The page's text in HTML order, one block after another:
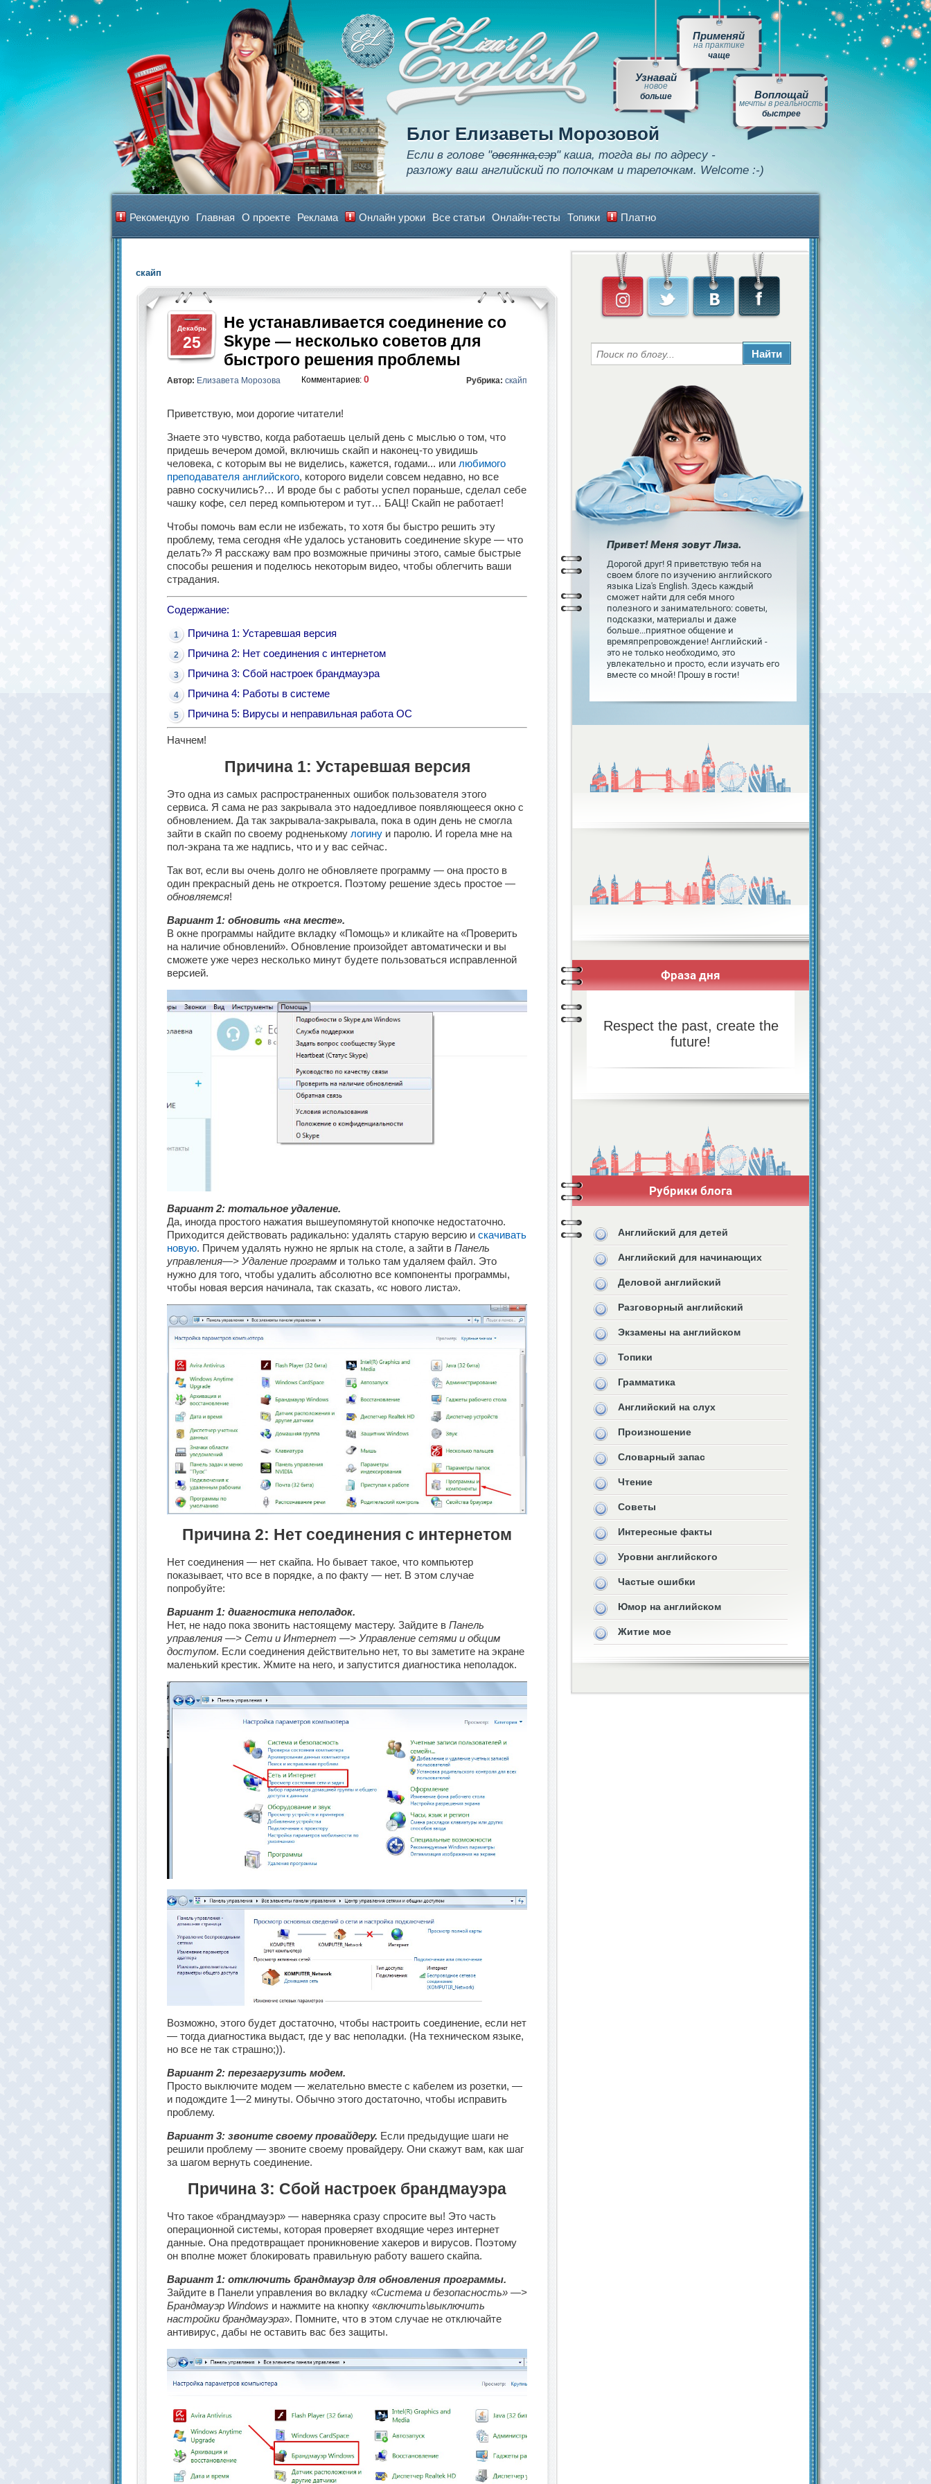
Блог Елизаветы Морозовой
Если в голове "овсянка,сэр" каша, тогда вы по адресу -
разложу ваш английский по полочкам и тарелочкам. Welcome :-)
Узнавай
Learn
новое
больше
Применяй
Apply
на практике
чаще
Воплощай
Realize
мечты в реальность
быстрее
Рекомендую Главная О проекте Реклама Онлайн уроки Все статьи Онлайн-тесты Топики Платно
скайп
Декабрь
25
Не устанавливается соединение со
Skype — несколько советов для
быстрого решения проблемы
Автор: Елизавета Морозова Комментариев: 0 Рубрика: скайп
Приветствую, мои дорогие читатели!
Знаете это чувство, когда работаешь целый день с мыслью о том, что
придешь вечером домой, включишь скайп и наконец-то увидишь
человека, с которым вы не виделись, кажется, годами... или любимого
преподавателя английского, которого видели совсем недавно, но все
равно соскучились?… И вроде бы с работы успел пораньше, сделал себе
чашку кофе, сел перед компьютером и тут… БАЦ! Скайп не работает!
Чтобы помочь вам если не избежать, то хотя бы быстро решить эту
проблему, тема сегодня «Не удалось установить соединение skype — что
делать?» Я расскажу вам про возможные причины этого, самые быстрые
способы решения и поделюсь некоторым видео, чтобы облегчить ваши
страдания.
Содержание:
Причина 1: Устаревшая версия
Причина 2: Нет соединения с интернетом
Причина 3: Сбой настроек брандмауэра
Причина 4: Работы в системе
Причина 5: Вирусы и неправильная работа ОС
Начнем!
Причина 1: Устаревшая версия
Это одна из самых распространенных ошибок пользователя этого
сервиса. Я сама не раз закрывала это надоедливое появляющееся окно с
обновлением. Да так закрывала-закрывала, пока в один день не смогла
зайти в скайп по своему родненькому логину и паролю. И горела мне на
пол-экрана та же надпись, что и у вас сейчас.
Так вот, если вы очень долго не обновляете программу — она просто в
один прекрасный день не откроется. Поэтому решение здесь простое —
обновляемся!
Вариант 1: обновить «на месте».
В окне программы найдите вкладку «Помощь» и кликайте на «Проверить
на наличие обновлений». Обновление произойдет автоматически и вы
сможете уже через несколько минут будете пользоваться исправленной
версией.
Вариант 2: тотальное удаление.
Да, иногда простого нажатия вышеупомянутой кнопочке недостаточно.
Приходится действовать радикально: удалять старую версию и скачивать
новую. Причем удалять нужно не ярлык на столе, а зайти в Панель
управления—> Удаление программ и только там удаляем файл. Это
нужно для того, чтобы удалить абсолютно все компоненты программы,
чтобы новая версия начинала, так сказать, «с нового листа».
Причина 2: Нет соединения с интернетом
Нет соединения — нет скайпа. Но бывает такое, что компьютер
показывает, что все в порядке, а по факту — нет. В этом случае
попробуйте:
Вариант 1: диагностика неполадок.
Нет, не надо пока звонить настоящему мастеру. Зайдите в Панель
управления —> Сети и Интернет —> Управление сетями и общим
доступом. Если соединения действительно нет, то вы заметите на экране
маленький крестик. Жмите на него, и запустится диагностика неполадок.
Возможно, этого будет достаточно, чтобы настроить соединение, если нет
— тогда диагностика выдаст, где у вас неполадки. (На техническом языке,
но все не так страшно;)).
Вариант 2: перезагрузить модем.
Просто выключите модем — желательно вместе с кабелем из розетки, —
и подождите 1—2 минуты. Обычно этого достаточно, чтобы исправить
проблему.
Вариант 3: звоните своему провайдеру. Если предыдущие шаги не
решили проблему — звоните своему провайдеру. Они скажут вам, как шаг
за шагом вернуть соединение.
Причина 3: Сбой настроек брандмауэра
Что такое «брандмауэр» — наверняка сразу спросите вы! Это часть
операционной системы, которая проверяет входящие через интернет
данные. Она предотвращает проникновение хакеров и вирусов. Поэтому
он вполне может блокировать правильную работу вашего скайпа.
Вариант 1: отключить брандмауэр для обновления программы.
Зайдите в Панели управления во вкладку «Система и безопасность» —>
Брандмауэр Windows и нажмите на кнопку «включить\выключить
настройки брандмауэра». Помните, что в этом случае не отключайте
антивирус, дабы не оставить вас без защиты.
Привет! Меня зовут Лиза.
Дорогой друг! Я приветствую тебя на
своем блоге по изучению английского
языка Liza's English. Здесь каждый
сможет найти для себя много
полезного и занимательного: советы,
подсказки, материалы и даже
больше...приятное общение и
времяпрепровождение! Английский -
это не только необходимо, это
увлекательно и просто, если изучать его
вместе со мной! Прошу в гости!
Фраза дня
Respect the past, create the
future!
Рубрики блога
Английский для детей
Английский для начинающих
Деловой английский
Разговорный английский
Экзамены на английском
Топики
Грамматика
Английский на слух
Произношение
Словарный запас
Чтение
Советы
Интересные факты
Уровни английского
Частые ошибки
Юмор на английском
Житие мое